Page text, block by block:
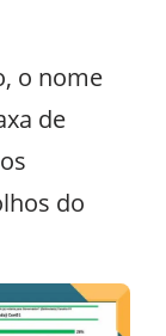
o nome
de
do